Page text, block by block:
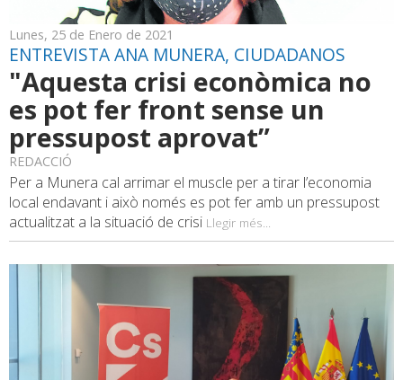
Lunes, 25 de Enero de 2021
ENTREVISTA ANA MUNERA, CIUDADANOS
"Aquesta crisi econòmica no
es pot fer front sense un
pressupost aprovat”
REDACCIÓ
Per a Munera cal arrimar el muscle per a tirar l’economia
local endavant i això només es pot fer amb un pressupost
actualitzat a la situació de crisi Llegir més...